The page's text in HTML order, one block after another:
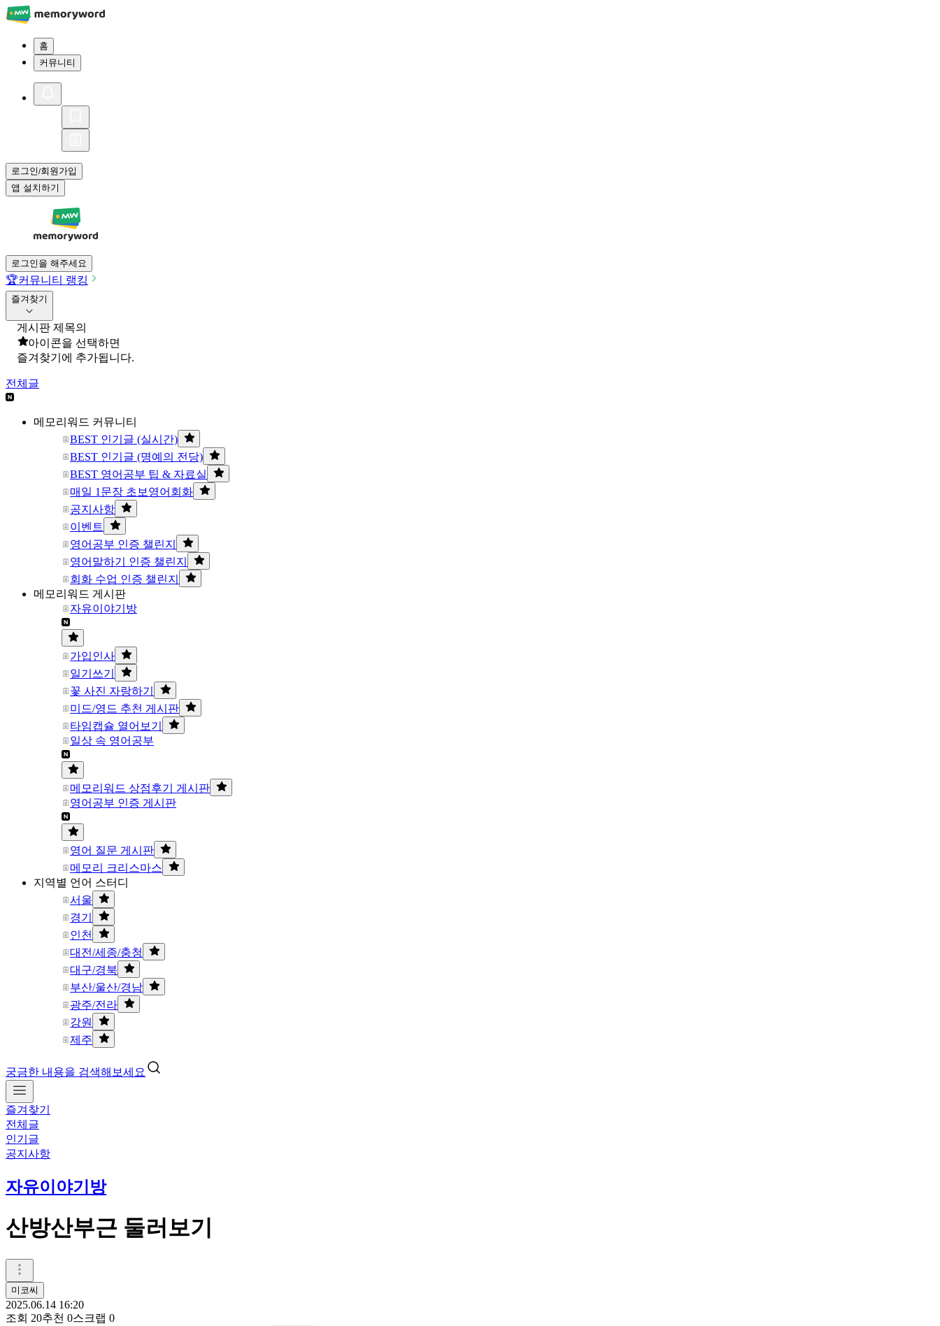
홈
커뮤니티
로그인/회원가입
앱 설치하기
로그인을 해주세요
🏆커뮤니티 랭킹
즐겨찾기
게시판 제목의
아이콘을 선택하면
즐겨찾기에 추가됩니다.
전체글
메모리워드 커뮤니티
BEST 인기글 (실시간)
BEST 인기글 (명예의 전당)
BEST 영어공부 팁 & 자료실
매일 1문장 초보영어회화
공지사항
이벤트
영어공부 인증 챌린지
영어말하기 인증 챌린지
회화 수업 인증 챌린지
메모리워드 게시판
자유이야기방
가입인사
일기쓰기
꽃 사진 자랑하기
미드/영드 추천 게시판
타임캡슐 열어보기
일상 속 영어공부
메모리워드 상점후기 게시판
영어공부 인증 게시판
영어 질문 게시판
메모리 크리스마스
지역별 언어 스터디
서울
경기
인천
대전/세종/충청
대구/경북
부산/울산/경남
광주/전라
강원
제주
궁금한 내용을 검색해보세요
즐겨찾기
전체글
인기글
공지사항
자유이야기방
산방산부근 둘러보기
미코씨
2025.06.14 16:20
조회 20추천 0스크랩 0